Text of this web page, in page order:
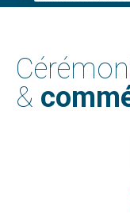
&